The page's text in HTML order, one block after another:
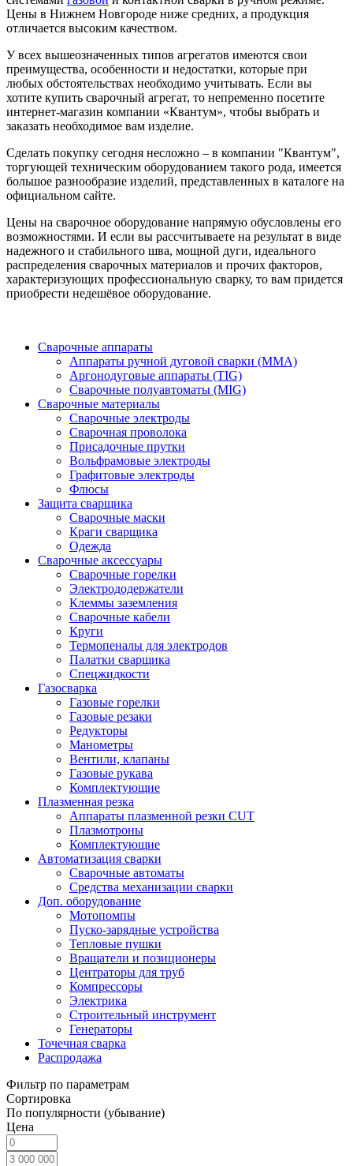
Цены в Нижнем Новгороде ниже средних, а продукция
отличается высоким качеством.
У всех вышеозначенных типов агрегатов имеются свои
преимущества, особенности и недостатки, которые при
любых обстоятельствах необходимо учитывать. Если вы
хотите купить сварочный агрегат, то непременно посетите
интернет-магазин компании «Квантум», чтобы выбрать и
заказать необходимое вам изделие.
Сделать покупку сегодня несложно – в компании "Квантум",
торгующей техническим оборудованием такого рода, имеется
большое разнообразие изделий, представленных в каталоге на
официальном сайте.
Цены на сварочное оборудование напрямую обусловлены его
возможностями. И если вы рассчитываете на результат в виде
надежного и стабильного шва, мощной дуги, идеального
распределения сварочных материалов и прочих факторов,
характеризующих профессиональную сварку, то вам придется
приобрести недешёвое оборудование.
Сварочные аппараты
Аппараты ручной дуговой сварки (MMA)
Аргонодуговые аппараты (TIG)
Сварочные полуавтоматы (MIG)
Сварочные материалы
Сварочные электроды
Сварочная проволока
Присадочные прутки
Вольфрамовые электроды
Графитовые электроды
Флюсы
Защита сварщика
Сварочные маски
Краги сварщика
Одежда
Сварочные аксессуары
Сварочные горелки
Электрододержатели
Клеммы заземления
Сварочные кабели
Круги
Термопеналы для электродов
Палатки сварщика
Спецжидкости
Газосварка
Газовые горелки
Газовые резаки
Редукторы
Манометры
Вентили, клапаны
Газовые рукава
Комплектующие
Плазменная резка
Аппараты плазменной резки CUT
Плазмотроны
Комплектующие
Автоматизация сварки
Сварочные автоматы
Средства механизации сварки
Доп. оборудование
Мотопомпы
Пуско-зарядные устройства
Тепловые пушки
Вращатели и позиционеры
Центраторы для труб
Компрессоры
Электрика
Строительный инструмент
Генераторы
Точечная сварка
Распродажа
Фильтр по параметрам
Сортировка
По популярности (убывание)
Цена